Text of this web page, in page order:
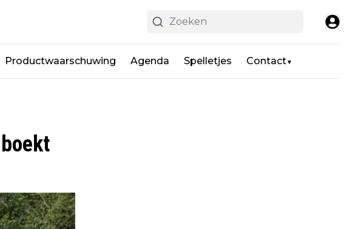
Productwaarschuwing Agenda Spelletjes Contact▼